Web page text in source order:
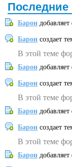
Последние
Барон добавляет
Барон создает
В этой теме
Барон добавляет
Барон создает
В этой теме
Барон добавляет
Барон создает
В этой теме
Барон добавляет